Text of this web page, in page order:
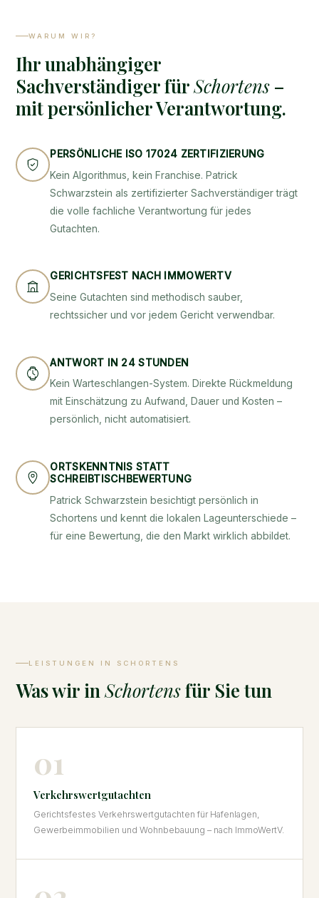
WARUM WIR?
Ihr unabhängiger
Sachverständiger fürSchortens –
mit persönlicher Verantwortung.
PERSÖNLICHE ISO 17024 ZERTIFIZIERUNG
Kein Algorithmus, kein Franchise. Patrick
Schwarzstein als zertifizierter Sachverständiger trägt
die volle fachliche Verantwortung für jedes
Gutachten.
GERICHTSFEST NACH IMMOWERTV
Seine Gutachten sind methodisch sauber,
rechtssicher und vor jedem Gericht verwendbar.
ANTWORT IN 24 STUNDEN
Kein Warteschlangen-System. Direkte Rückmeldung
mit Einschätzung zu Aufwand, Dauer und Kosten –
persönlich, nicht automatisiert.
ORTSKENNTNIS STATT
SCHREIBTISCHBEWERTUNG
Patrick Schwarzstein besichtigt persönlich in
Schortens und kennt die lokalen Lageunterschiede –
für eine Bewertung, die den Markt wirklich abbildet.
LEISTUNGEN IN SCHORTENS
Was wir inSchortensfür Sie tun
01
Verkehrswertgutachten
Gerichtsfestes Verkehrswertgutachten für Hafenlagen,
Gewerbeimmobilien und Wohnbebauung – nach ImmoWertV.